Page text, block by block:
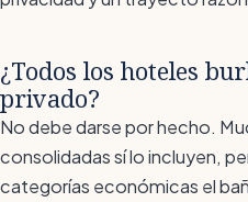
¿Todos los hoteles
privado?
No debe darse por hecho.
consolidadas sí lo incluyen,
categorías económicas el